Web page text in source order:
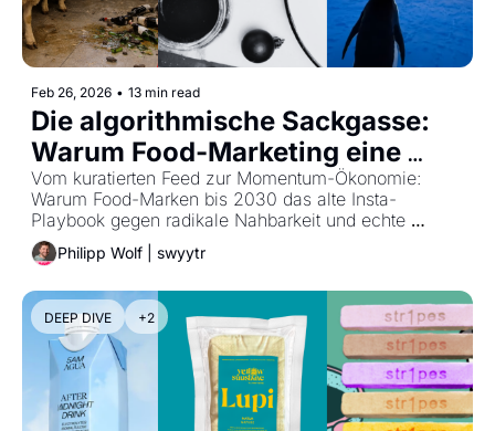
Feb 26, 2026 • 13 min read
Die algorithmische Sackgasse:
Warum Food-Marketing eine
neue Radikalität braucht
Vom kuratierten Feed zur Momentum-Ökonomie:
Warum Food-Marken bis 2030 das alte Insta-
Playbook gegen radikale Nahbarkeit und echte
Relevanz tauschen müssen.
Philipp Wolf | swyytr
DEEP DIVE +2